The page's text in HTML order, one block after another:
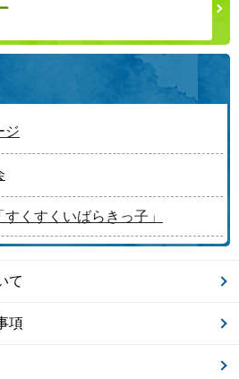
ジ
くすくいばらきっ子」
て
項